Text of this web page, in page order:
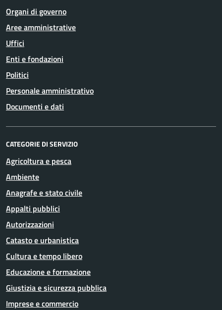
Organi di governo
Aree amministrative
Uffici
Enti e fondazioni
Politici
Personale amministrativo
Documenti e dati
CATEGORIE DI SERVIZIO
Agricoltura e pesca
Ambiente
Anagrafe e stato civile
Appalti pubblici
Autorizzazioni
Catasto e urbanistica
Cultura e tempo libero
Educazione e formazione
Giustizia e sicurezza pubblica
Imprese e commercio